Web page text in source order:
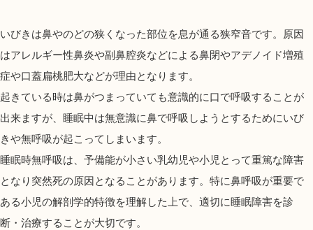
いびきは鼻やのどの狭くなった部位を息が通る狭窄音です。原因
はアレルギー性鼻炎や副鼻腔炎などによる鼻閉やアデノイド増殖
症や口蓋扁桃肥大などが理由となります。
起きている時は鼻がつまっていても意識的に口で呼吸することが
出来ますが、睡眠中は無意識に鼻で呼吸しようとするためにいび
きや無呼吸が起こってしまいます。
睡眠時無呼吸は、予備能が小さい乳幼児や小児とって重篤な障害
となり突然死の原因となることがあります。特に鼻呼吸が重要で
ある小児の解剖学的特徴を理解した上で、適切に睡眠障害を診
断・治療することが大切です。